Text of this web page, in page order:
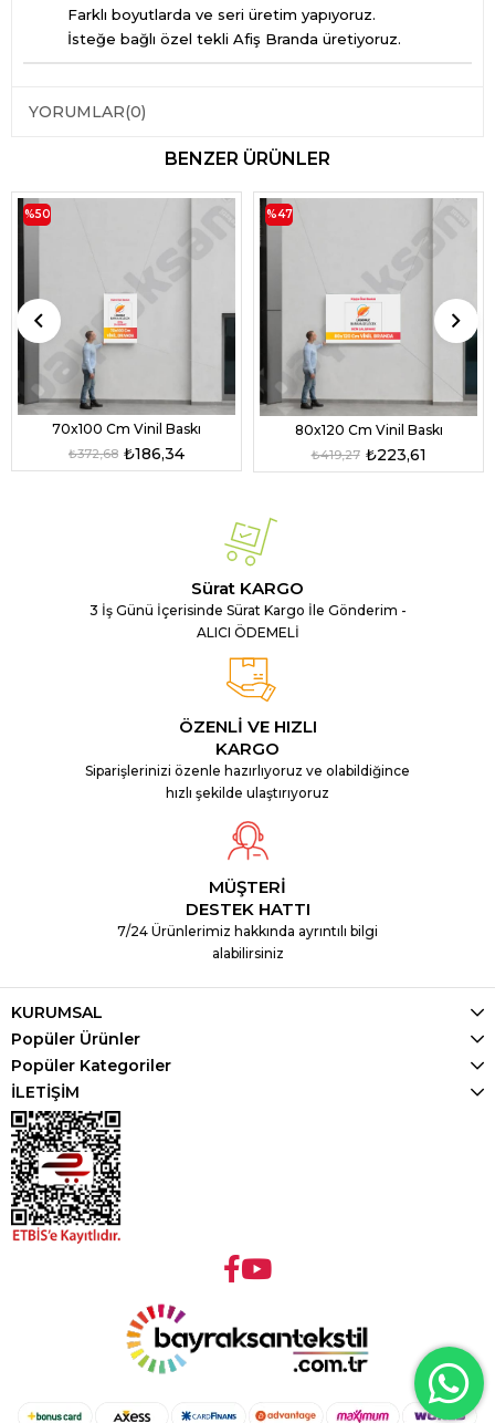
Farklı boyutlarda ve seri üretim yapıyoruz.
İsteğe bağlı özel tekli Afiş Branda üretiyoruz.
YORUMLAR(0)
BENZER ÜRÜNLER
70x100 Cm Vinil Baskı
₺186,34
₺372,68
%50
80x120 Cm Vinil Baskı
₺223,61
₺419,27
%47
Sürat KARGO
3 İş Günü İçerisinde Sürat Kargo İle Gönderim -
ALICI ÖDEMELİ
ÖZENLİ VE HIZLI
KARGO
Siparişlerinizi özenle hazırlıyoruz ve olabildiğince
hızlı şekilde ulaştırıyoruz
MÜŞTERİ
DESTEK HATTI
7/24 Ürünlerimiz hakkında ayrıntılı bilgi
alabilirsiniz
KURUMSAL
Popüler Ürünler
Popüler Kategoriler
İLETİŞİM